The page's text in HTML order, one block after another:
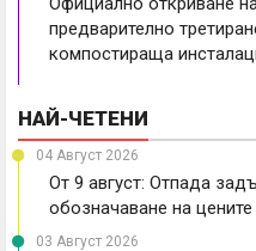
предварително
компостираща
НАЙ-ЧЕТЕНИ
04 Август 2026
От 9 август: Отпада
обозначаване на цените
03 Август 2026